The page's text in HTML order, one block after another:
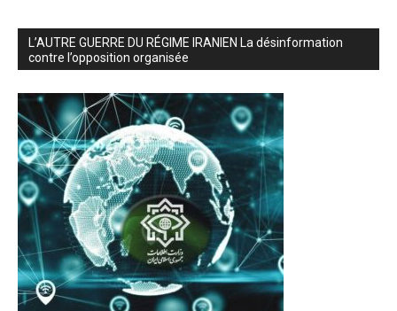
L’AUTRE GUERRE DU RÉGIME IRANIEN La désinformation
contre l’opposition organisée